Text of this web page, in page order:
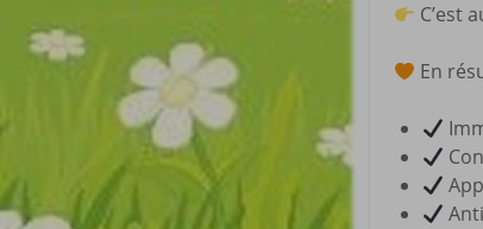
C’est
En